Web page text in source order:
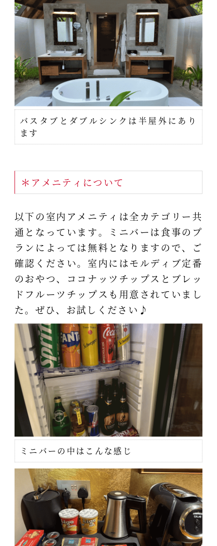
バスタブとダブルシンクは半屋外にあり
ます
＊アメニティについて
以下の室内アメニティは全カテゴリー共
通となっています。ミニバーは食事のプ
ランによっては無料となりますので、ご
確認ください。室内にはモルディブ定番
のおやつ、ココナッツチップスとブレッ
ドフルーツチップスも用意されていまし
た。ぜひ、お試しください♪
ミニバーの中はこんな感じ